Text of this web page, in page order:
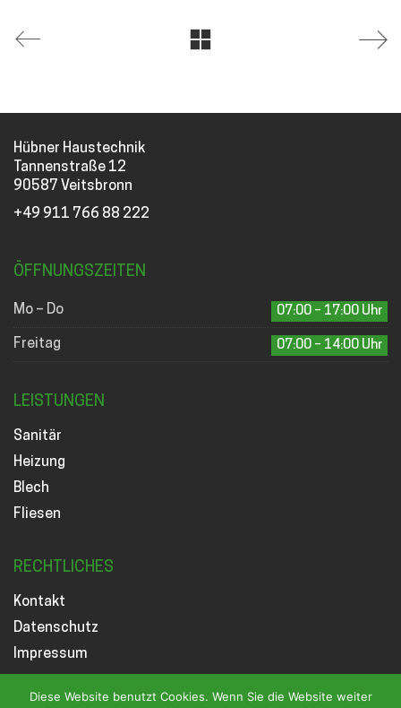
Hübner Haustechnik
Tannenstraße 12
90587 Veitsbronn
+49 911 766 88 222
ÖFFNUNGSZEITEN
Mo – Do 07:00 – 17:00 Uhr
Freitag 07:00 – 14:00 Uhr
LEISTUNGEN
Sanitär
Heizung
Blech
Fliesen
RECHTLICHES
Kontakt
Datenschutz
Impressum
Diese Website benutzt Cookies. Wenn Sie die Website weiter